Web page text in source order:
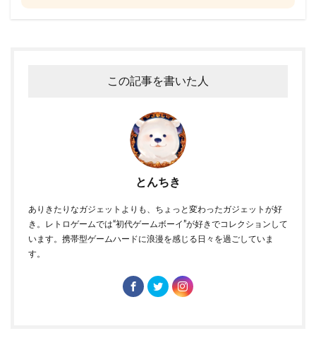
この記事を書いた人
とんちき
ありきたりなガジェットよりも、ちょっと変わったガジェットが好
き。レトロゲームでは“初代ゲームボーイ”が好きでコレクションして
います。携帯型ゲームハードに浪漫を感じる日々を過ごしていま
す。